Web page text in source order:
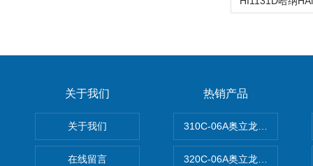
关于我们
关于我们
在线留言
热销产品
310C-06A奥立龙实验室台式
320C-06A奥立龙实验室便携